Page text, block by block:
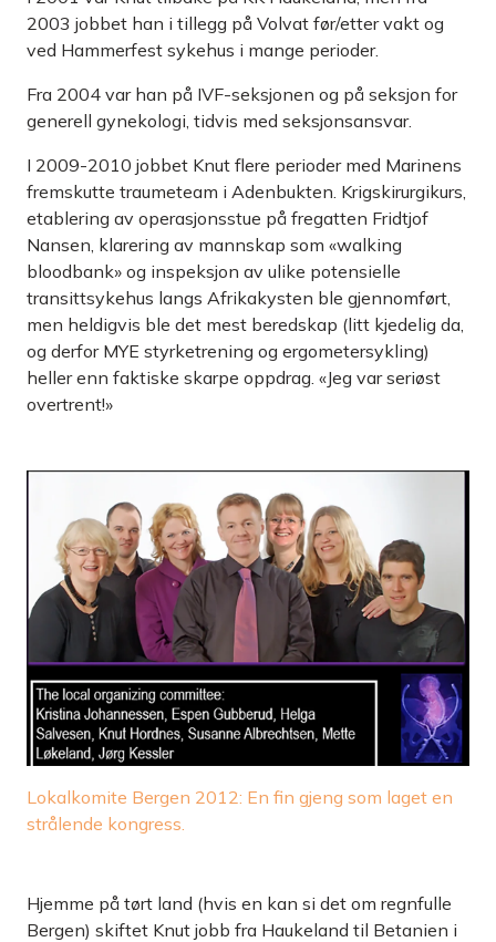
2003 jobbet han i tillegg på Volvat før/etter vakt og
ved Hammerfest sykehus i mange perioder.
Fra 2004 var han på IVF-seksjonen og på seksjon for
generell gynekologi, tidvis med seksjonsansvar.
I 2009-2010 jobbet Knut flere perioder med Marinens
fremskutte traumeteam i Adenbukten. Krigskirurgikurs,
etablering av operasjons­stue på fregatten Fridtjof
Nansen, klarering av mannskap som «walking
bloodbank» og inspeksjon av ulike potensielle
transittsykehus langs Afrikakysten ble gjennomført,
men heldigvis ble det mest beredskap (litt kjedelig da,
og derfor MYE styrke­trening og ergometersykling)
heller enn faktiske skarpe oppdrag. «Jeg var seriøst
overtrent!»
Lokalkomite Bergen 2012: En fin gjeng som laget en
strålende kongress.
Hjemme på tørt land (hvis en kan si det om regnfulle
Bergen) skiftet Knut jobb fra Haukeland til Betanien i